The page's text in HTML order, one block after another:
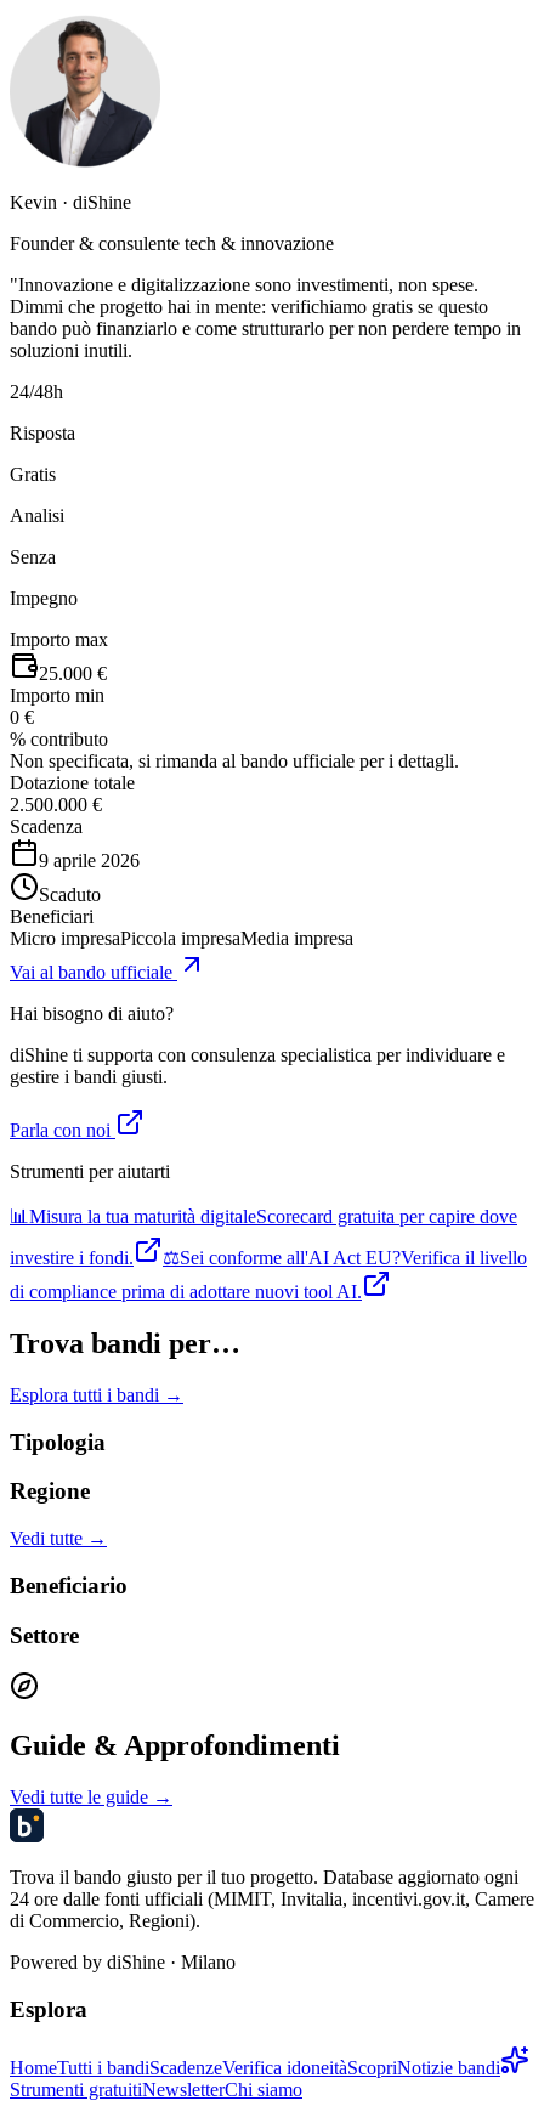
Kevin · diShine
Founder & consulente tech & innovazione
"Innovazione e digitalizzazione sono investimenti, non spese.
Dimmi che progetto hai in mente: verifichiamo gratis se questo
bando può finanziarlo e come strutturarlo per non perdere tempo in
soluzioni inutili.
24/48h
Risposta
Gratis
Analisi
Senza
Impegno
Importo max
25.000 €
Importo min
0 €
% contributo
Non specificata, si rimanda al bando ufficiale per i dettagli.
Dotazione totale
2.500.000 €
Scadenza
9 aprile 2026
Scaduto
Beneficiari
Micro impresaPiccola impresaMedia impresa
Vai al bando ufficiale
Hai bisogno di aiuto?
diShine ti supporta con consulenza specialistica per individuare e
gestire i bandi giusti.
Parla con noi
Strumenti per aiutarti
📊 Misura la tua maturità digitaleScorecard gratuita per capire dove
investire i fondi.
⚖️Sei conforme all'AI Act EU?Verifica il livello
di compliance prima di adottare nuovi tool AI.
Trova bandi per…
Esplora tutti i bandi →
Tipologia
Regione
Vedi tutte →
Beneficiario
Settore
Guide & Approfondimenti
Vedi tutte le guide →
Trova il bando giusto per il tuo progetto. Database aggiornato ogni
24 ore dalle fonti ufficiali (MIMIT, Invitalia, incentivi.gov.it, Camere
di Commercio, Regioni).
Powered by diShine · Milano
Esplora
HomeTutti i bandiScadenzeVerifica idoneitàScopriNotizie bandi
Strumenti gratuitiNewsletterChi siamo